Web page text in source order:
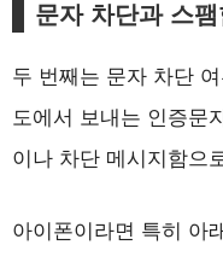
문자 차단과 스팸
두 번째는 문자 차단
도에서 보내는 인증문
이나 차단 메시지함으
아이폰이라면 특히 아